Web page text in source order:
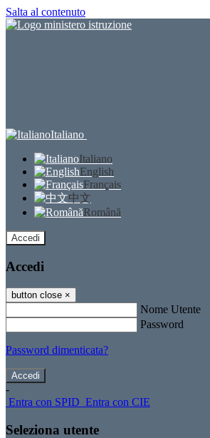
Salta al contenuto
Italiano
Italiano
English
Français
中文
Română
Accedi
Accedi
button close ×
Nome Utente
Password
Password dimenticata?
-
Entra con SPID Entra con CIE
Seleziona utente